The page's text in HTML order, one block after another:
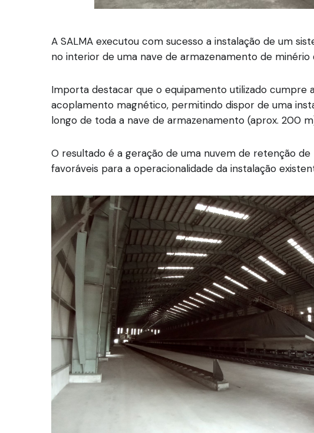
A SALMA executou com sucesso a instalação de um
no interior de uma nave de armazenamento de
Importa destacar que o equipamento utilizado
acoplamento magnético, permitindo dispor de uma
longo de toda a nave de armazenamento (aprox. 200
O resultado é a geração de uma nuvem de retenção
favoráveis para a operacionalidade da instalação